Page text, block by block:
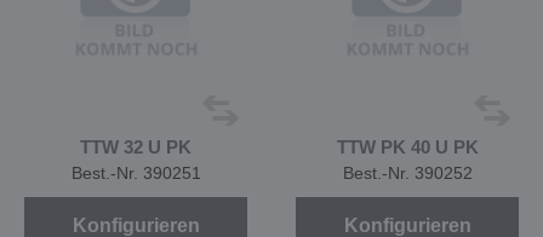
TTW 32 U PK
Best.-Nr. 390251
Konfigurieren
TTW PK 40 U PK
Best.-Nr. 390252
Konfigurieren